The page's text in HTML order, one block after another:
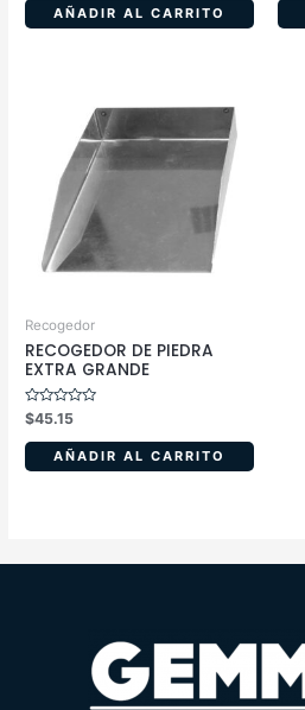
5
AÑADIR AL CARRITO
5
Recogedor
RECOGEDOR DE PIEDRA
EXTRA GRANDE
Valorado
en
0
5
$45.15
AÑADIR AL CARRITO